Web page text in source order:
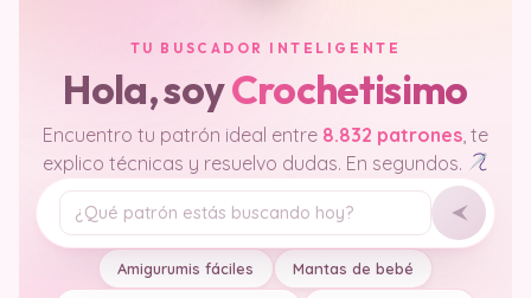
TU BUSCADOR INTELIGENTE
Hola, soyCrochetisimo
Encuentro tu patrón ideal entre 8.832 patrones , te
explico técnicas y resuelvo dudas. En segundos.
Tu pregunta
Amigurumis fáciles Mantas de bebé